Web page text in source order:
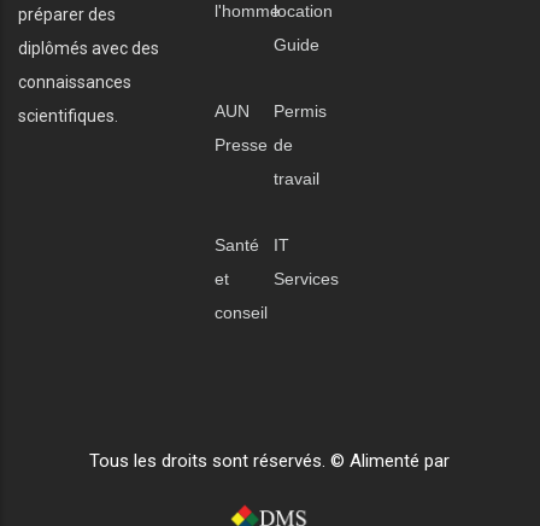
préparer des
diplômés avec des
connaissances
scientifiques.
l'hommelocation
Guide
AUN
Presse
Permis
de
travail
Santé
et
conseil
IT
Services
Tous les droits sont réservés. © Alimenté par